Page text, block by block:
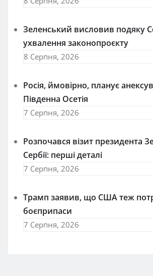
Зеленський висловив подяку
ухвалення законопроєкту
8 Серпня, 2026
Росія, ймовірно, планує
Південна Осетія
7 Серпня, 2026
Розпочався візит президента
Сербії: перші деталі
7 Серпня, 2026
Трамп заявив, що США теж
боєприпаси
7 Серпня, 2026